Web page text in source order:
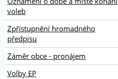
voleb
Zpřístupnění hromadného
předpisu
Záměr obce - pronájem
Volby EP